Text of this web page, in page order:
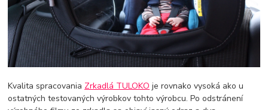
Kvalita spracovania Zrkadlá TULOKO je rovnako vysoká ako u
ostatných testovaných výrobkov tohto výrobcu. Po odstránení